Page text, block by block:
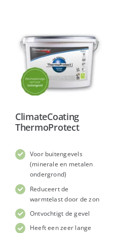
ClimateCoating
ThermoProtect
Voor buitengevels
(minerale en metalen
ondergrond)
Reduceert de
warmtelast door de zon
Ontvochtigt de gevel
Heeft een zeer lange